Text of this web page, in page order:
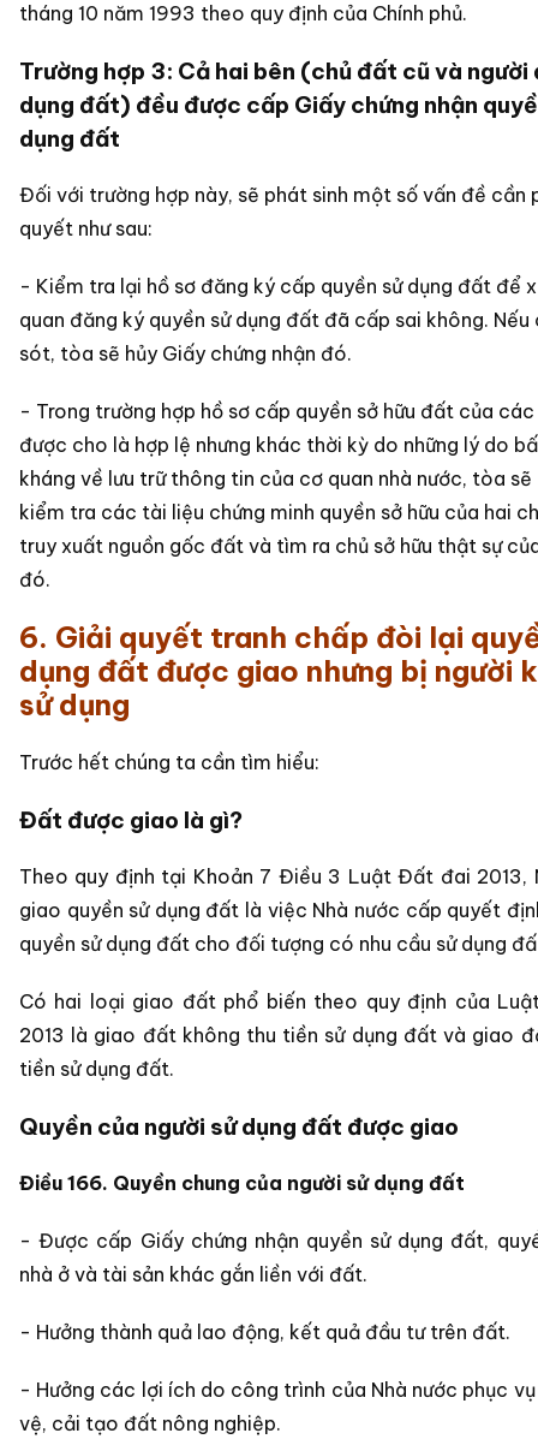
tháng 10 năm 1993 theo quy định của Chính phủ.
Trường hợp 3: Cả hai bên (chủ đất cũ và người
dụng đất) đều được cấp Giấy chứng nhận
dụng đất
Đối với trường hợp này, sẽ phát sinh một số vấn đề cần
quyết như sau:
- Kiểm tra lại hồ sơ đăng ký cấp quyền sử dụng đất để
quan đăng ký quyền sử dụng đất đã cấp sai không. Nếu
sót, tòa sẽ hủy Giấy chứng nhận đó.
- Trong trường hợp hồ sơ cấp quyền sở hữu đất của
được cho là hợp lệ nhưng khác thời kỳ do những lý do
kháng về lưu trữ thông tin của cơ quan nhà nước, tòa sẽ
kiểm tra các tài liệu chứng minh quyền sở hữu của hai
truy xuất nguồn gốc đất và tìm ra chủ sở hữu thật sự
đó.
6. Giải quyết tranh chấp đòi lại
dụng đất được giao nhưng bị người
sử dụng
Trước hết chúng ta cần tìm hiểu:
Đất được giao là gì?
Theo quy định tại Khoản 7 Điều 3 Luật Đất đai 2013,
giao quyền sử dụng đất là việc Nhà nước cấp quyết
quyền sử dụng đất cho đối tượng có nhu cầu sử dụng
Có hai loại giao đất phổ biến theo quy định của
2013 là giao đất không thu tiền sử dụng đất và giao
tiền sử dụng đất.
Quyền của người sử dụng đất được giao
Điều 166. Quyền chung của người sử dụng đất
- Được cấp Giấy chứng nhận quyền sử dụng đất,
nhà ở và tài sản khác gắn liền với đất.
- Hưởng thành quả lao động, kết quả đầu tư trên đất.
- Hưởng các lợi ích do công trình của Nhà nước phục
vệ, cải tạo đất nông nghiệp.